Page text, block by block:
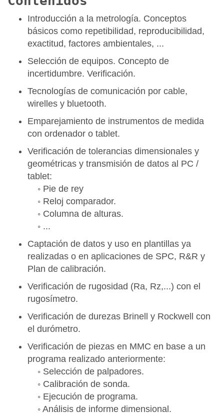
Introducción a la metrología. Conceptos
básicos como repetibilidad, reproducibilidad,
exactitud, factores ambientales, ...
Selección de equipos. Concepto de
incertidumbre. Verificación.
Tecnologías de comunicación por cable,
wirelles y bluetooth.
Emparejamiento de instrumentos de medida
con ordenador o tablet.
Verificación de tolerancias dimensionales y
geométricas y transmisión de datos al PC /
tablet:
◦ Pie de rey
◦ Reloj comparador.
◦ Columna de alturas.
◦ ...
Captación de datos y uso en plantillas ya
realizadas o en aplicaciones de SPC, R&R y
Plan de calibración.
Verificación de rugosidad (Ra, Rz,...) con el
rugosímetro.
Verificación de durezas Brinell y Rockwell con
el durómetro.
Verificación de piezas en MMC en base a un
programa realizado anteriormente:
◦ Selección de palpadores.
◦ Calibración de sonda.
◦ Ejecución de programa.
◦ Análisis de informe dimensional.